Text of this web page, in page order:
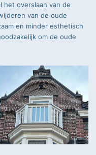
het overslaan van de
van de oude
en minder esthetisch
om de oude